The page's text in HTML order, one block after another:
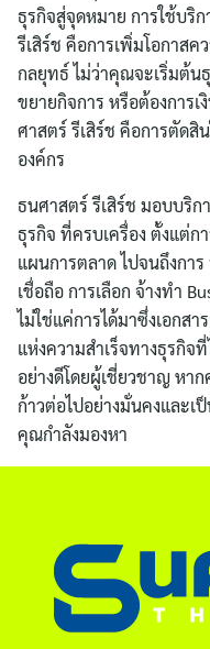
ธุรกิจสู่จุดหมาย การใช้บริ
รีเสิร์ช คือการเพิ่มโอกาส
กลยุทธ์ ไม่ว่าคุณจะเริ่มต้น
ขยายกิจการ หรือต้องการ
ศาสตร์ รีเสิร์ช คือการตัด
องค์กร
ธนศาสตร์ รีเสิร์ช มอบบริ
ธุรกิจ ที่ครบเครื่อง ตั้งแต่ก
แผนการตลาด ไปจนถึงกา
เชื่อถือ การเลือก จ้างทำ
ไม่ใช่แค่การได้มาซึ่งเอกส
แห่งความสำเร็จทางธุรกิจ
อย่างดีโดยผู้เชี่ยวชาญ ห
ก้าวต่อไปอย่างมั่นคงและ
คุณกำลังมองหา